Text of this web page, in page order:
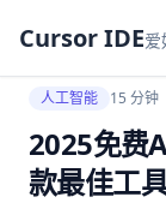
Cursor IDE爱
人工智能 15 分钟
2025免费
款最佳工